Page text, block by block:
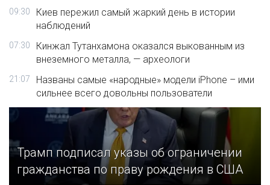
09:30
Киев пережил самый жаркий день в истории
наблюдений
07:30
Кинжал Тутанхамона оказался выкованным из
внеземного металла, — археологи
21:07
Названы самые «народные» модели iPhone – ими
сильнее всего довольны пользователи
Трамп подписал указы об ограничении
гражданства по праву рождения в США